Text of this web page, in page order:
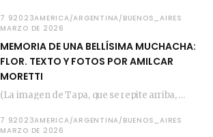
7 92023AMERICA/ARGENTINA/BUENOS_AIRES
MARZO DE 2026
MEMORIA DE UNA BELLÍSIMA MUCHACHA:
FLOR. TEXTO Y FOTOS POR AMILCAR
MORETTI
(La imagen de Tapa, que se repite arriba, fue compuesta por Amilcar Moretti el viernes…
7 92023AMERICA/ARGENTINA/BUENOS_AIRES
MARZO DE 2026